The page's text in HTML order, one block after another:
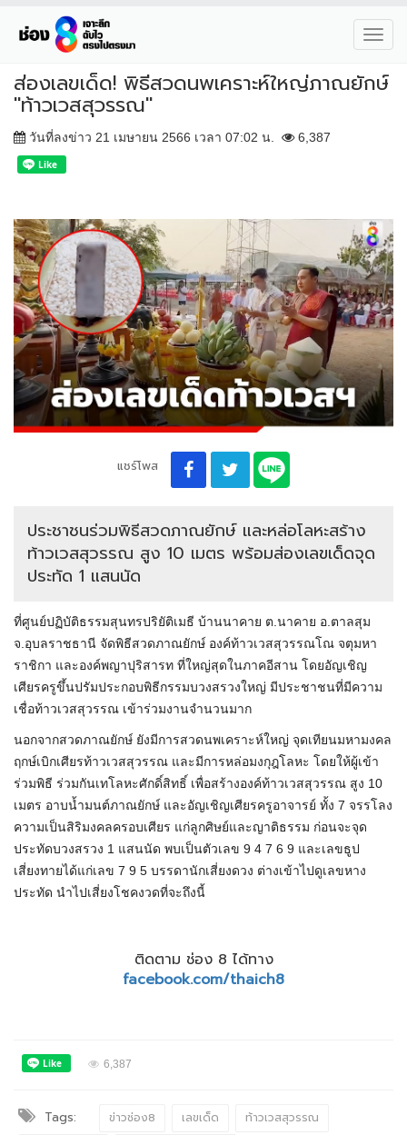
ส่องเลขเด็ด! พิธีสวดนพเคราะห์ใหญ่ภาณยักษ์
"ท้าวเวสสุวรรณ"
วันที่ลงข่าว 21 เมษายน 2566 เวลา 07:02 น. 6,387
แชร์โพส
ประชาชนร่วมพิธีสวดภาณยักษ์ และหล่อโลหะสร้าง
ท้าวเวสสุวรรณ สูง 10 เมตร พร้อมส่องเลขเด็ดจุด
ประทัด 1 แสนนัด
ที่ศูนย์ปฏิบัติธรรมสุนทรปริยัติเมธี บ้านนาคาย ต.นาคาย อ.ตาลสุม
จ.อุบลราชธานี จัดพิธีสวดภาณยักษ์ องค์ท้าวเวสสุวรรณโณ จตุมหา
ราชิกา และองค์พญาปุริสารท ที่ใหญ่สุดในภาคอีสาน โดยอัญเชิญ
เศียรครูขึ้นปรัมประกอบพิธีกรรมบวงสรวงใหญ่ มีประชาชนที่มีความ
เชื่อท้าวเวสสุวรรณ เข้าร่วมงานจำนวนมาก
นอกจากสวดภาณยักษ์ ยังมีการสวดนพเคราะห์ใหญ่ จุดเทียนมหามงคล
ฤกษ์เบิกเศียรท้าวเวสสุวรรณ และมีการหล่อมงกุฎโลหะ โดยให้ผู้เข้า
ร่วมพิธี ร่วมกันเทโลหะศักดิ์สิทธิ์ เพื่อสร้างองค์ท้าวเวสสุวรรณ สูง 10
เมตร อาบน้ำมนต์ภาณยักษ์ และอัญเชิญเศียรครูอาจารย์ ทั้ง 7 จรรโลง
ความเป็นสิริมงคลครอบเศียร แก่ลูกศิษย์และญาติธรรม ก่อนจะจุด
ประทัดบวงสรวง 1 แสนนัด พบเป็นตัวเลข 9 4 7 6 9 และเลขธูป
เสี่ยงทายได้แก่เลข 7 9 5 บรรดานักเสี่ยงดวง ต่างเข้าไปดูเลขหาง
ประทัด นำไปเสี่ยงโชคงวดที่จะถึงนี้
ติดตาม ช่อง 8 ได้ทาง
facebook.com/thaich8
6,387
Tags: ข่าวช่อง8 เลขเด็ด
ท้าวเวสสุวรรณ